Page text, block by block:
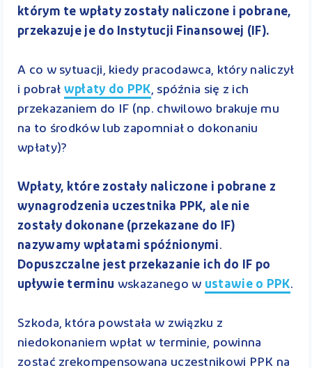
którym te wpłaty zostały naliczone i pobrane,
przekazuje je do Instytucji Finansowej (IF).
A co w sytuacji, kiedy pracodawca, który naliczył
i pobrał wpłaty do PPK, spóźnia się z ich
przekazaniem do IF (np. chwilowo brakuje mu
na to środków lub zapomniał o dokonaniu
wpłaty)?
Wpłaty, które zostały naliczone i pobrane z
wynagrodzenia uczestnika PPK, ale nie
zostały dokonane (przekazane do IF)
nazywamy wpłatami spóźnionymi.
Dopuszczalne jest przekazanie ich do IF po
upływie terminu wskazanego w ustawie o PPK.
Szkoda, która powstała w związku z
niedokonaniem wpłat w terminie, powinna
zostać zrekompensowana uczestnikowi PPK na